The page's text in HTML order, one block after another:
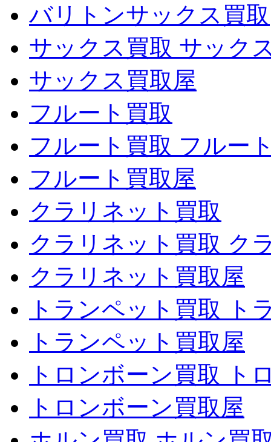
バリトンサックス買取
サックス買取 サック
サックス買取屋
フルート買取
フルート買取 フルー
フルート買取屋
クラリネット買取
クラリネット買取 ク
クラリネット買取屋
トランペット買取 ト
トランペット買取屋
トロンボーン買取 ト
トロンボーン買取屋